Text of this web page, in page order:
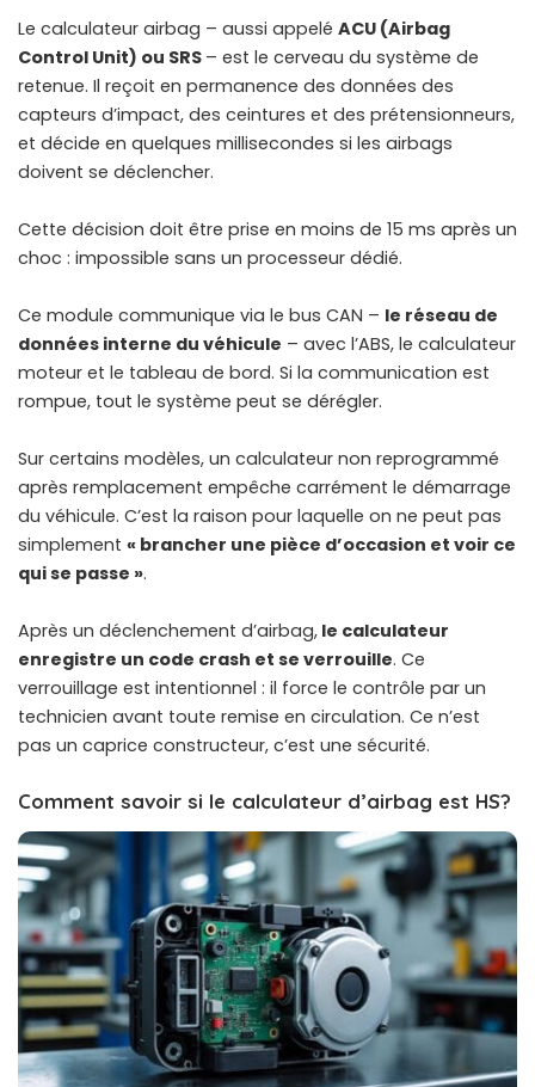
Le calculateur airbag – aussi appelé ACU (Airbag
Control Unit) ou SRS – est le cerveau du système de
retenue. Il reçoit en permanence des données des
capteurs d’impact, des ceintures et des prétensionneurs,
et décide en quelques millisecondes si les airbags
doivent se déclencher.
Cette décision doit être prise en moins de 15 ms après un
choc : impossible sans un processeur dédié.
Ce module communique via le bus CAN – le réseau de
données interne du véhicule – avec l’ABS, le calculateur
moteur et le tableau de bord. Si la communication est
rompue, tout le système peut se dérégler.
Sur certains modèles, un calculateur non reprogrammé
après remplacement empêche carrément le démarrage
du véhicule. C’est la raison pour laquelle on ne peut pas
simplement « brancher une pièce d’occasion et voir ce
qui se passe ».
Après un déclenchement d’airbag, le calculateur
enregistre un code crash et se verrouille. Ce
verrouillage est intentionnel : il force le contrôle par un
technicien avant toute remise en circulation. Ce n’est
pas un caprice constructeur, c’est une sécurité.
Comment savoir si le calculateur d’airbag est HS?